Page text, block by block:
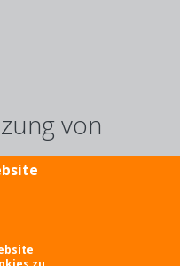
von